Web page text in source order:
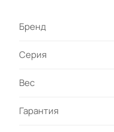
Бренд
Серия
Вес
Гарантия